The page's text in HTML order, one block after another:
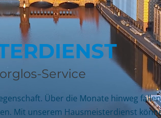
Service
Über die Monate hinweg
Mit unserem Hausmeisterdienst